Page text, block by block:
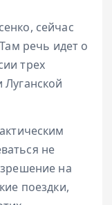
сейчас
речь идет о
трех
не
на
поездки,